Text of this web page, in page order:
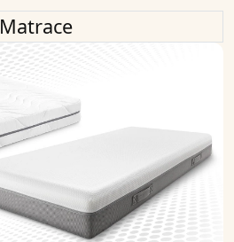
Matrace